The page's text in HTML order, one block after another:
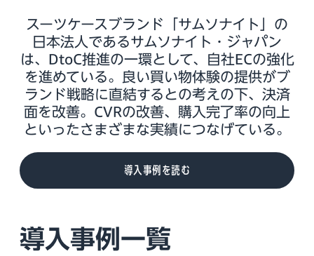
スーツケースブランド「サムソナイト」の
日本法人であるサムソナイト・ジャパン
は、DtoC推進の一環として、自社ECの強化
を進めている。良い買い物体験の提供がブ
ランド戦略に直結するとの考えの下、決済
面を改善。CVRの改善、購入完了率の向上
といったさまざまな実績につなげている。
導入事例を読む
導入事例一覧